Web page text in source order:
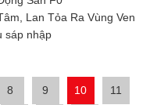
Lan Tỏa Ra Vùng Ven
sáp nhập
8 9 10 11